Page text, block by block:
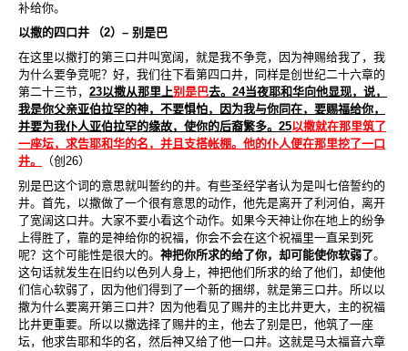
补给你。
以撒的四口井
（2） – 别是巴
在这里以撒打的第三口井叫宽阔，就是我不争竞，因为神赐给我了，我
为什么要争竞呢？好，我们往下看第四口井，同样是创世纪二十六章的
第二十三节， 23以撒从那里上别是巴去。 24当夜耶和华向他显现，说，
我是你父亲亚伯拉罕的神，不要惧怕，因为我与你同在，要赐福给你，
并要为我仆人亚伯拉罕的缘故，使你的后裔繁多。 25以撒就在那里筑了
一座坛，求告耶和华的名，并且支搭帐棚。他的仆人便在那里挖了一口
井。
（创 26）
别是巴这个词的意思就叫誓约的井。有些圣经学者认为是叫七倍誓约的
井。首先，以撒做了一个很有意思的动作，他先是离开了利河伯，离开
了宽阔这口井。大家不要小看这个动作。如果今天神让你在地上的纷争
上得胜了，靠的是神给你的祝福，你会不会在这个祝福里一直呆到死
呢？这个可能性是很大的。 神把你所求的给了你，却可能使你软弱了。
这句话就发生在旧约以色列人身上，神把他们所求的给了他们，却使他
们信心软弱了，因为他们得到了一个新的捆绑，就是第三口井。所以以
撒为什么要离开第三口井？因为他看见了赐井的主比井更大，主的祝福
比井更重要。所以以撒选择了赐井的主，他去了别是巴，他筑了一座
坛，他求告耶和华的名，然后神又给了他一口井。这就是马太福音六章